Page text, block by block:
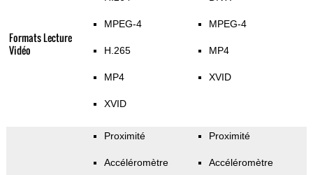
Formats Lecture
Vidéo
MPEG-4
H.265
MP4
XVID
MPEG-4
MP4
XVID
Proximité
Accéléromètre
Proximité
Accéléromètre